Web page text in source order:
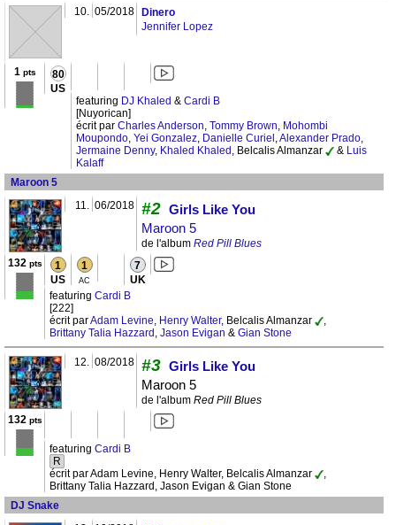
10. 05/2018
Dinero
Jennifer Lopez
1 pts 80
US
featuring DJ Khaled & Cardi B
[Nuyorican]
écrit par Charles Anderson, Tommy Brown, Mohombi
Moupondo, Yei Gonzalez, Danielle Curiel ,Alexander Prado,
Jermaine Denny, Khaled Khaled , Belcalis Almanzar & Luis
Kalaff
Maroon 5
11. 06/2018 #2 Girls Like You
Maroon 5
de l'album Red Pill Blues
132 pts 1
US
1
AC
7
UK
featuring Cardi B
[222]
écrit parAdam Levine, Henry Walter, Belcalis Almanzar
,
Brittany Talia Hazzard , Jason Evigan & Gian Stone
12. 08/2018 #3 Girls Like You
Maroon 5
de l'album Red Pill Blues
132 pts
featuring Cardi B
R
écrit par Adam Levine, Henry Walter, Belcalis Almanzar
,
Brittany Talia Hazzard, Jason Evigan & Gian Stone
DJ Snake